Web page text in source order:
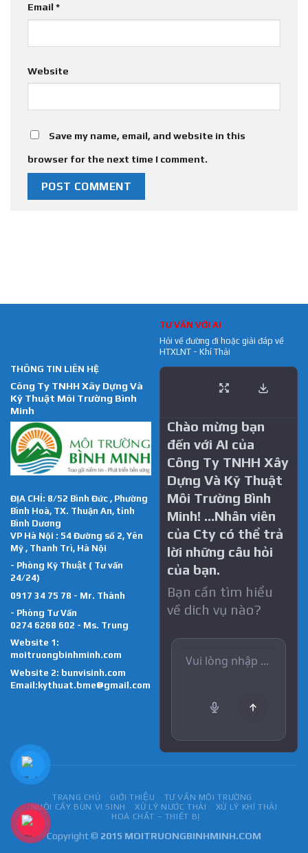
Email *
Website
Save my name, email, and website in this
browser for the next time I comment.
THÔNG TIN LIÊN HỆ
Công Ty TNHH Xây Dựng Và
Kỹ Thuật Môi Trường Bình
Minh
ĐỊA CHỈ: 8/52 Bình Đức , Phường
Bình Hoà, TX. Thuận An, tỉnh
Bình Dương
VP Hà Nội : 54 Đường số 2, Yên
Mỹ , Thanh Trì, Hà Nội
- Phòng Kỹ Thuật ( Tư vấn
24/24)
0917 34 75 78 - Mr. Thành
- Phòng Tư Vấn
0274 6268 602 - Ms. Trung
Website 1:
moitruongbinhminh.com
Website 2: bunvisinh.com
Email:kythuat.bme@gmail.com
TƯ VẤN VỚI AI
Hỏi về đường đi hoặc giải đáp về
HTXLNT - Khí Thải
Chào mừng bạn
đến với AI của
Công Ty TNHH Xây
Dựng Và Kỹ Thuật
Môi Trường Bình
Minh! …Nhân viên
của Cty có thể trả
lời những câu hỏi
của bạn.
Bạn cần tìm hiểu
về dich vụ nào?
TRANG CHỦ GIỚI THIỆU
TƯ VẤN MÔI TRƯỜNG
NUÔI CẤY BÙN VI SINH
XỬ LÝ NƯỚC THẢI
XỬ LÝ KHÍ THẢI
HOÁ CHẤT – THIẾT BỊ
Copyright © 2015 MOITRUONGBINHMINH.COM